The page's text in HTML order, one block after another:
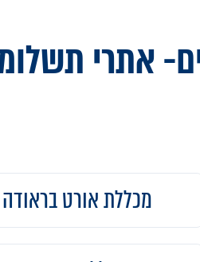
אתרי
מכללת אורט